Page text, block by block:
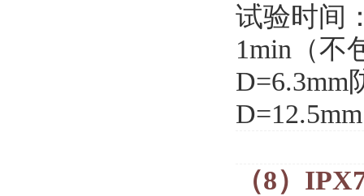
试验时间
1min（不
D=6.3mm
（8）